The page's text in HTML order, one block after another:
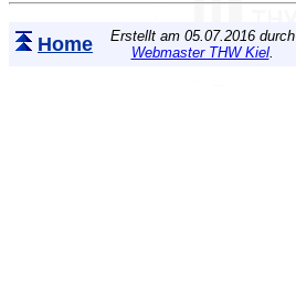
Home
Erstellt am 05.07.2016 durch
Webmaster THW Kiel.